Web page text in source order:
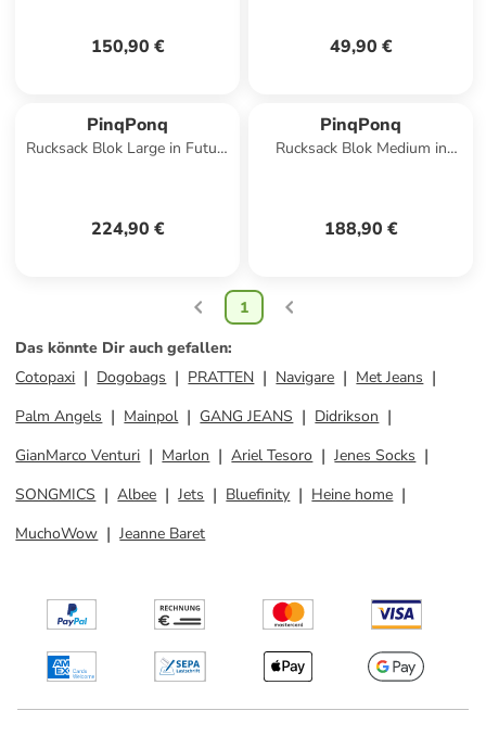
150,90 € 49,90 €
PinqPonq
Rucksack Blok Large in Future
224,90 €
PinqPonq
Rucksack Blok Medium in
188,90 €
1
Das könnte Dir auch gefallen:
Cotopaxi
Dogobags PRATTEN Navigare
Met Jeans
Palm Angels
Mainpol GANG JEANS
Didrikson
GianMarco Venturi
Marlon Ariel Tesoro
Jenes Socks
SONGMICS
Albee Jets Bluefinity
Heine home
MuchoWow
Jeanne Baret